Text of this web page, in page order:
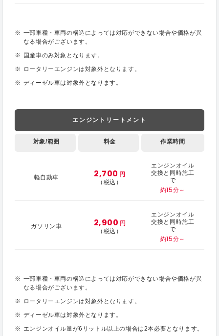
一部車種・車両の構造によっては対応ができない場合や価格が異
なる場合がございます。
国産車のみ対象となります。
ロータリーエンジンは対象外となります。
ディーゼル車は対象外となります。
エンジントリートメント
対象/範囲 料金 作業時間
軽自動車 2,700 円
（税込）
エンジンオイル
交換と同時施工
で
約15分～
ガソリン車 2,900 円
（税込）
エンジンオイル
交換と同時施工
で
約15分～
一部車種・車両の構造によっては対応ができない場合や価格が異
なる場合がございます。
ロータリーエンジンは対象外となります。
ディーゼル車は対象外となります。
エンジンオイル量が6リットル以上の場合は2本必要となります。